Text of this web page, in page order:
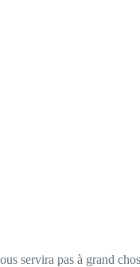
servira pas à grand